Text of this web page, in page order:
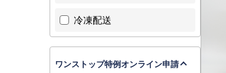
冷凍配送
ワンストップ特例オンライン申請